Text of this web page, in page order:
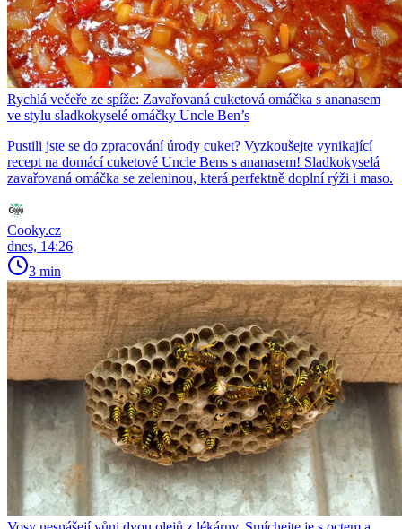
Rychlá večeře ze spíže: Zavařovaná cuketová omáčka s ananasem
ve stylu sladkokyselé omáčky Uncle Ben’s
Pustili jste se do zpracování úrody cuket? Vyzkoušejte vynikající
recept na domácí cuketové Uncle Bens s ananasem! Sladkokyselá
zavařovaná omáčka se zeleninou, která perfektně doplní rýži i maso.
Cooky.cz
dnes, 14:26
3 min